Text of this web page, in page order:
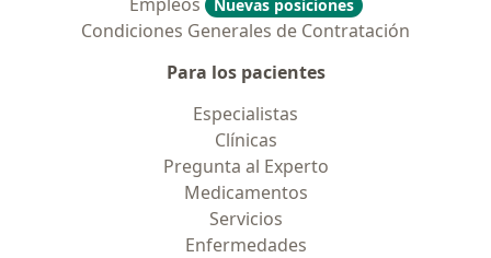
Nuevas posiciones
Condiciones Generales de Contratación
Para los pacientes
Especialistas
Clínicas
Pregunta al Experto
Medicamentos
Servicios
Enfermedades